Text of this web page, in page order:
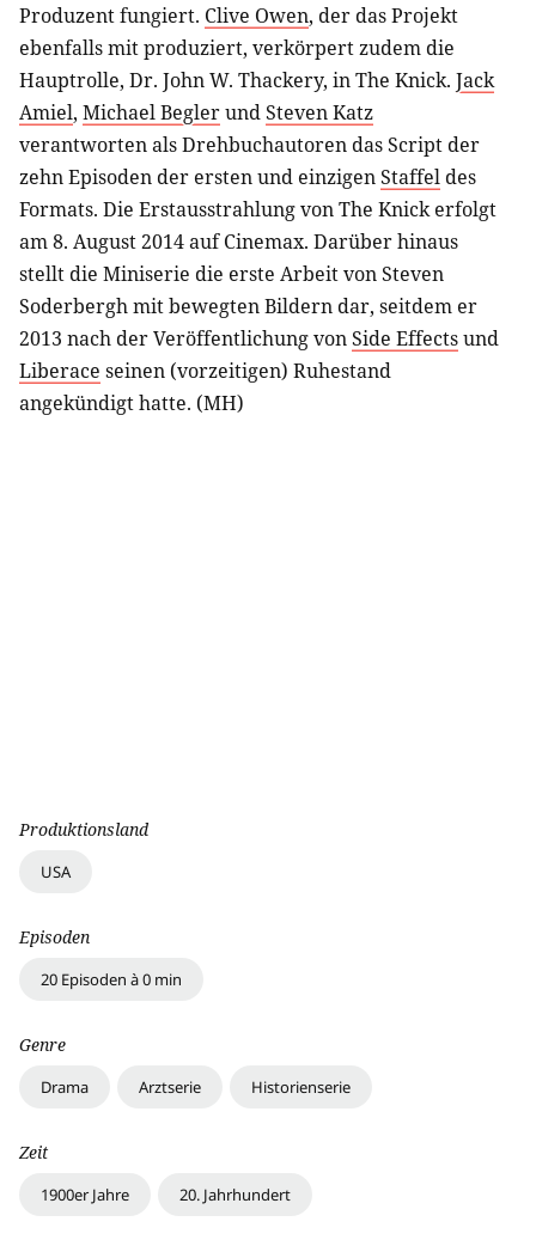
Produzent fungiert. Clive Owen, der das Projekt
ebenfalls mit produziert, verkörpert zudem die
Hauptrolle, Dr. John W. Thackery, in The Knick. Jack
Amiel, Michael BeglerundSteven Katz
verantworten als Drehbuchautoren das Script der
zehn Episoden der ersten und einzigenStaffel des
Formats. Die Erstausstrahlung von The Knick erfolgt
am 8. August 2014 auf Cinemax. Darüber hinaus
stellt die Miniserie die erste Arbeit von Steven
Soderbergh mit bewegten Bildern dar, seitdem er
2013 nach der Veröffentlichung vonSide Effectsund
Liberace seinen (vorzeitigen) Ruhestand
angekündigt hatte. (MH)
Produktionsland
USA
Episoden
20 Episoden à 0 min
Genre
Drama Arztserie Historienserie
Zeit
1900er Jahre 20. Jahrhundert